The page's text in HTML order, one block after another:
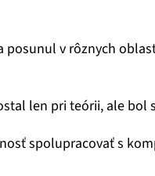
v rôznych
len pri teórii, ale
spolupracovať s